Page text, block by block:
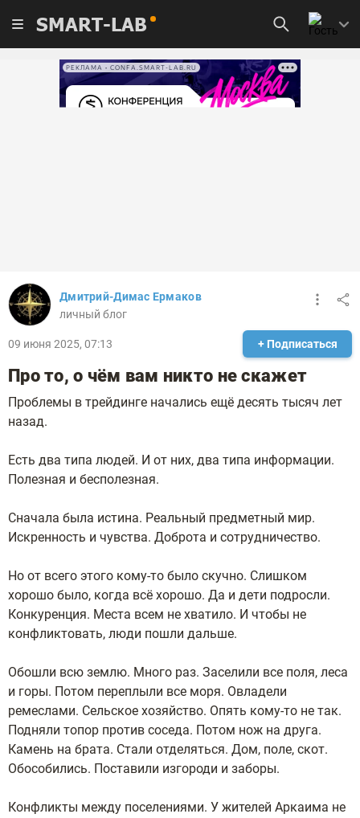
SMART-LAB
РЕКЛАМА • CONFA.SMART-LAB.RU
Дмитрий-Димас Ермаков
личный блог
09 июня 2025, 07:13 + Подписаться
Про то, о чём вам никто не скажет
Проблемы в трейдинге начались ещё десять тысяч лет
назад.
Есть два типа людей. И от них, два типа информации.
Полезная и бесполезная.
Сначала была истина. Реальный предметный мир.
Искренность и чувства. Доброта и сотрудничество.
Но от всего этого кому-то было скучно. Слишком
хорошо было, когда всё хорошо. Да и дети подросли.
Конкуренция. Места всем не хватило. И чтобы не
конфликтовать, люди пошли дальше.
Обошли всю землю. Много раз. Заселили все поля, леса
и горы. Потом переплыли все моря. Овладели
ремеслами. Сельское хозяйство. Опять кому-то не так.
Подняли топор против соседа. Потом нож на друга.
Камень на брата. Стали отделяться. Дом, поле, скот.
Обособились. Поставили изгороди и заборы.
Конфликты между поселениями. У жителей Аркаима не